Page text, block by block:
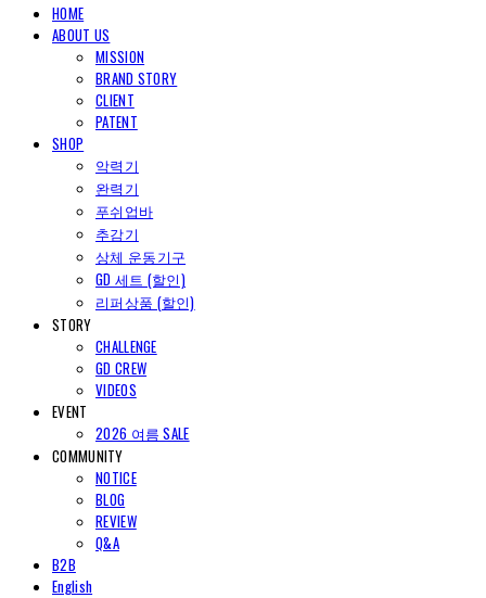
HOME
ABOUT US
MISSION
BRAND STORY
CLIENT
PATENT
SHOP
악력기
완력기
푸쉬업바
추감기
상체 운동기구
GD 세트 (할인)
리퍼상품 (할인)
STORY
CHALLENGE
GD CREW
VIDEOS
EVENT
2026 여름 SALE
COMMUNITY
NOTICE
BLOG
REVIEW
Q&A
B2B
English